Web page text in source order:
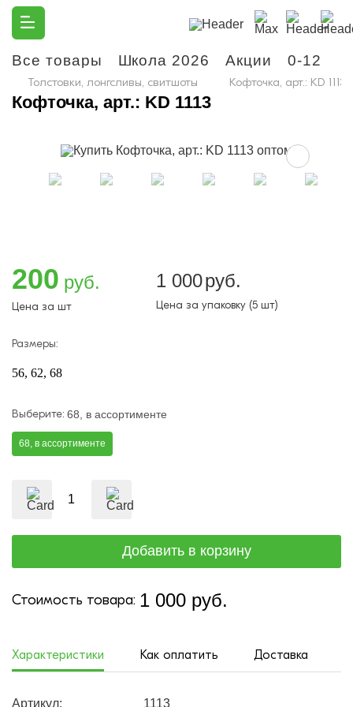
Все товары Школа 2026 Акции 0-12
Толстовки, лонгсливы, свитшоты Кофточка, арт.: KD 1113
Кофточка, арт.: KD 1113
200 руб.
Цена за шт
1 000руб.
Цена за упаковку (5 шт)
Размеры:
56 62 68
Выберите: 68, в ассортименте
68, в ассортименте
Стоимость товара: 1 000 руб.
Характеристики Как оплатить Доставка
Артикул:
1113